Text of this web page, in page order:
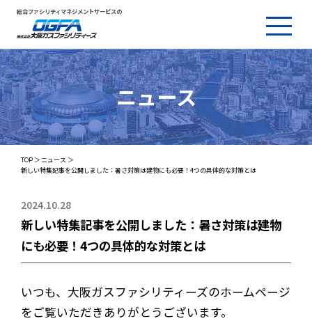
総合ファシリティマネジメントサービスの
ニュース
TOP
ニュース
新しい特集記事を公開しました：暑さ対策は建物にも必要！4つの具体的な対策とは
2024.10.28
新しい特集記事を公開しました：暑さ対策は建物
にも必要！4つの具体的な対策とは
いつも、大阪ガスファシリティーズのホームページ
をご覧いただきありがとうございます。